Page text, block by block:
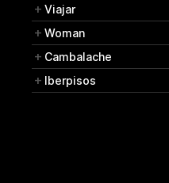
Viajar
Woman
Cambalache
Iberpisos